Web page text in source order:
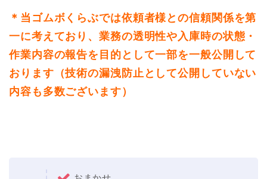
＊当ゴムボくらぶでは依頼者様との信頼関係を第
一に考えており、業務の透明性や入庫時の状態・
作業内容の報告を目的として一部を一般公開して
おります（技術の漏洩防止として公開していない
内容も多数ございます）